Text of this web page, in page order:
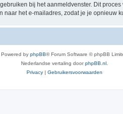
bij het aanmeldvenster. Dit
het e-mailadres, zodat je je opnieuw
Powered by phpBB® Forum Software © phpBB
Nederlandse vertaling doorphpBB.nl
Privacy | Gebruikersvoorwaarden